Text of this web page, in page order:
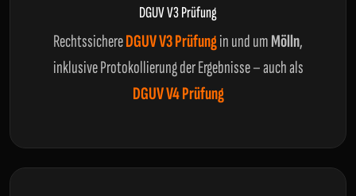
DGUV V3 Prüfung
RechtssichereDGUV V3 Prüfungin und umMölln,
inklusive Protokollierung der Ergebnisse – auch als
DGUV V4 Prüfung